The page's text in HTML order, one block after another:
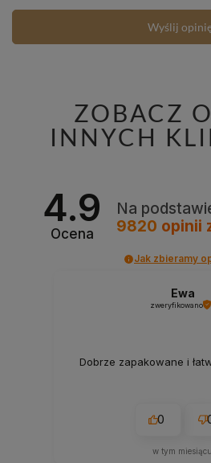
Wyślij
ZOBACZ
INNYCH
4.9
Ocena
Na
9820 opinii
Jak zbieramy
Ewa
zweryfikowano
Dobrze zapakowane i
0
w tym miesiącu